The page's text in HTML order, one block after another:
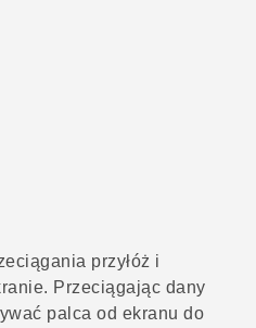
przyłóż i
Przeciągając dany
palca od ekranu do